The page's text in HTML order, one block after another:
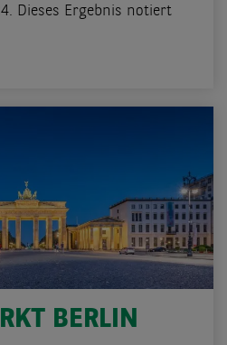
Dieses Ergebnis notiert
BERLIN